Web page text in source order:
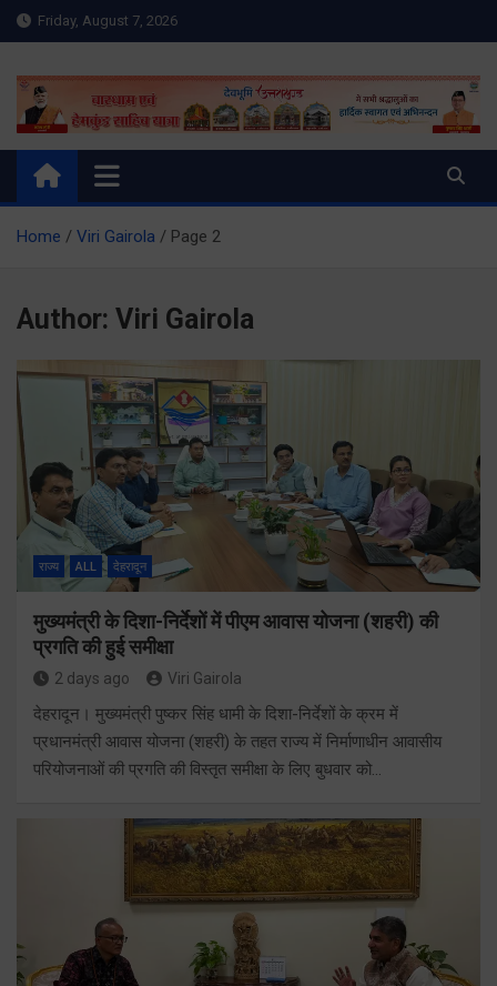
Skip
to
Friday, August 7, 2026
Meru Raibar | Uttarakhand
News | Uttarkashi News
meruraibar.com
Home Viri Gairola Page 2
Author: Viri Gairola
राज्य ALL देहरादून
मुख्यमंत्री के दिशा-निर्देशों में पीएम आवास योजना (शहरी) की
प्रगति की हुई समीक्षा
2 days ago Viri Gairola
देहरादून। मुख्यमंत्री पुष्कर सिंह धामी के दिशा-निर्देशों के क्रम में
प्रधानमंत्री आवास योजना (शहरी) के तहत राज्य में निर्माणाधीन आवासीय
परियोजनाओं की प्रगति की विस्तृत समीक्षा के लिए बुधवार को…